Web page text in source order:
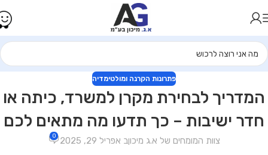
פתרונות הקרנה ומולטימדיה
המדריך לבחירת מקרן למשרד, כיתה או
חדר ישיבות – כך תדעו מה מתאים לכם
צוות המומחים של א.ג מיכוןב אפריל 29, 2025 0